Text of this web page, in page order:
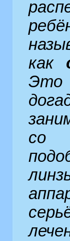
как
Это
со